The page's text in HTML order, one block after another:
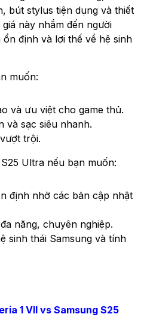
bút stylus tiện dụng và thiết
này nhắm đến người
định và lợi thế về hệ sinh
muốn:
và ưu việt cho game thủ.
và sạc siêu nhanh.
trội.
Ultra nếu bạn muốn:
định nhờ các bản cập nhật
năng, chuyên nghiệp.
sinh thái Samsung và tính
1 VII vs Samsung S25